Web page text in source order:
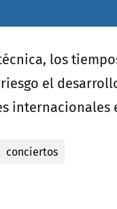
los
el
internacionales
conciertos